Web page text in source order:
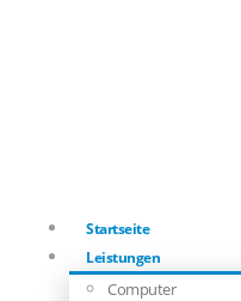
Startseite
Leistungen
Computer